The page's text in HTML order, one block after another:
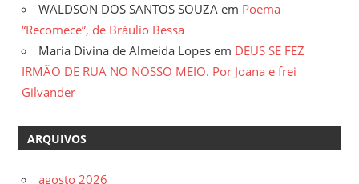
WALDSON DOS SANTOS SOUZA em Poema
“Recomece”, de Bráulio Bessa
Maria Divina de Almeida Lopes em DEUS SE FEZ
IRMÃO DE RUA NO NOSSO MEIO. Por Joana e frei
Gilvander
ARQUIVOS
agosto 2026